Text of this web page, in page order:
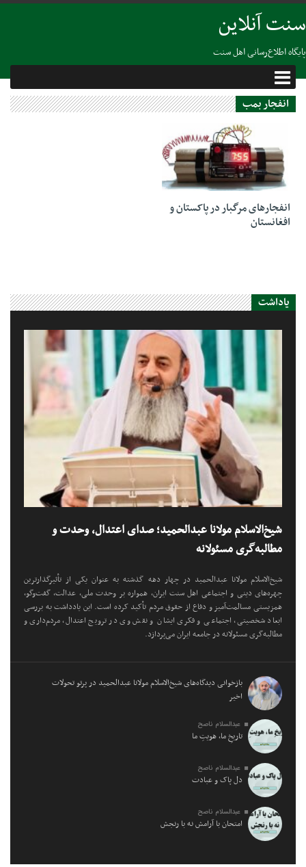
سنت آنلاین
پایگاه اطلاع‌رسانی اهل سنت
انفجار بمب
23 نوامبر 2018
انفجارهای مرگبار در پاکستان و
افغانستان
یاداشت
شیخ‌الاسلام مولانا عبدالحمید؛ صدای اعتدال، وحدت و
مطالبه‌گری مسئولانه
شیخ‌الاسلام مولانا عبدالحمید در چهار دهه گذشته به عنوان یکی از تأثیرگذارترین
چهره‌های دینی و اجتماعی اهل سنت ایران، همواره بر وحدت ملی، عدالت، گفت‌وگو،
همزیستی مسالمت‌آمیز و دفاع از حقوق مردم تأکید کرده است. این یادداشت به بررسی
ابعاد شخصیتی، اجتماعی و فکری ایشان و نقش وی در ترویج اعتدال، مردم‌داری و
مطالبه‌گری مسئولانه در جامعه ایران می‌پردازد.
بازخوانی دیدگاه‌های شیخ‌الاسلام مولانا عبدالحمید در پرتو تحولات
اخیر
عبدالسلام ناصح
تاریخِ ما، هویتِ ما
عبدالسلام ناصح
دل پاک و عبادت
عبدالسلام ناصح
امتحان با آرامش نه با رنجش